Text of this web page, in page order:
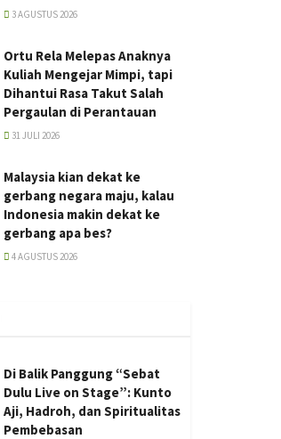
3 AGUSTUS 2026
Ortu Rela Melepas Anaknya
Kuliah Mengejar Mimpi, tapi
Dihantui Rasa Takut Salah
Pergaulan di Perantauan
31 JULI 2026
Malaysia kian dekat ke
gerbang negara maju, kalau
Indonesia makin dekat ke
gerbang apa bes?
4 AGUSTUS 2026
Di Balik Panggung “Sebat
Dulu Live on Stage”: Kunto
Aji, Hadroh, dan Spiritualitas
Pembebasan